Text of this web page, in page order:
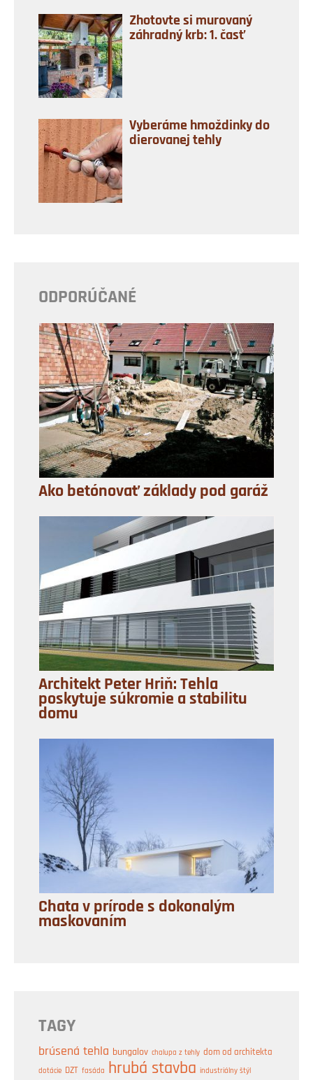
Zhotovte si murovaný
záhradný krb: 1. časť
Vyberáme hmoždinky do
dierovanej tehly
ODPORÚČANÉ
Ako betónovať základy pod garáž
Architekt Peter Hriň: Tehla
poskytuje súkromie a stabilitu
domu
Chata v prírode s dokonalým
maskovaním
TAGY
brúsená tehla bungalov chalupa z tehly dom od architekta
dotácie DZT fasáda hrubá stavba industriálny štýl